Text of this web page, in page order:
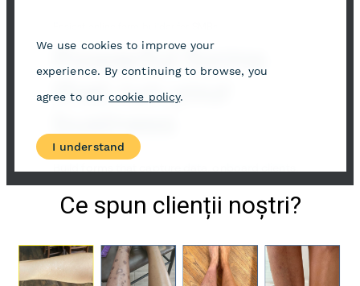
Ce spun clienții noștri?